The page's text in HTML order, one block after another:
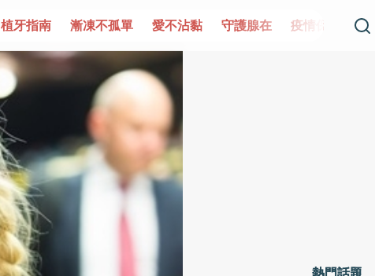
漸凍不孤單 愛不沾黏 守護腺在 疫情保衛戰 再生醫學